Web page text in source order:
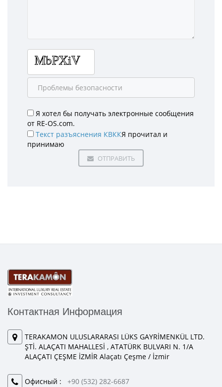
Я хотел бы получать электронные сообщения
от RE-OS.com.
Текст разъяснения КВККЯ прочитал и
принимаю
ОТПРАВИТЬ
Контактная Информация
TERAKAMON ULUSLARARASI LÜKS GAYRİMENKÜL LTD.
ŞTİ. ALAÇATI MAHALLESİ , ATATÜRK BULVARI N. 1/A
ALAÇATI ÇEŞME İZMİR Alaçatı Çeşme / İzmir
Офисный : +90 (532) 282-6687